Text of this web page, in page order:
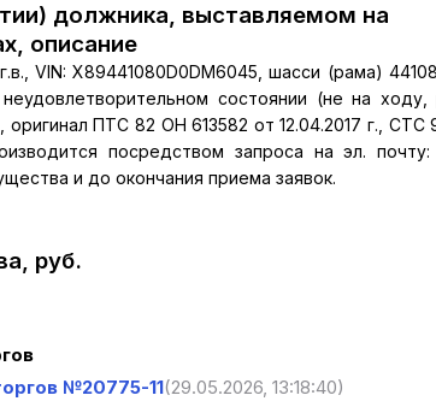
должника, выставляемом на
описание
VIN: X89441080D0DM6045, шасси (рама)
состоянии (не на ходу,
ПТС 82 ОН 613582 от 12.04.2017 г., СТС
посредством запроса на эл. почту:
и до окончания приема заявок.
руб.
№20775-11(29.05.2026, 13:18:40)